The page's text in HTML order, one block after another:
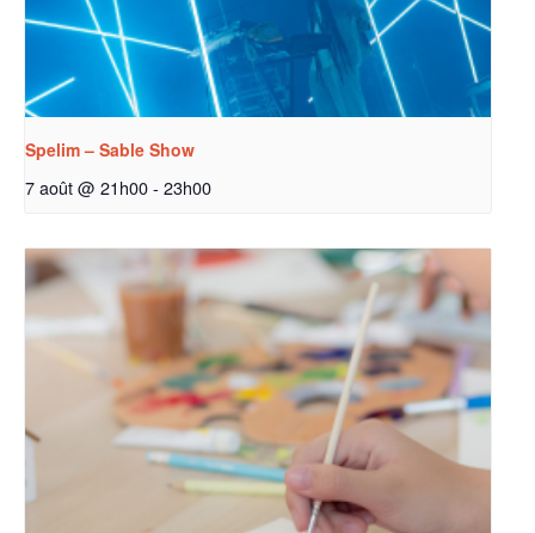
Spelim – Sable Show
7 août @ 21h00- 23h00